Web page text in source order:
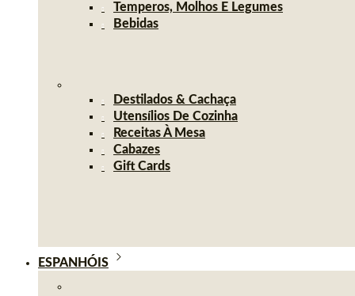
Temperos, Molhos E Legumes
Bebidas
Destilados & Cachaça
Utensílios De Cozinha
Receitas À Mesa
Cabazes
Gift Cards
ESPANHÓIS